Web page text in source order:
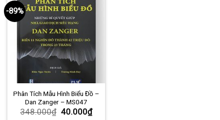
-89%
Phân Tích Mẫu Hình Biểu Đồ –
Dan Zanger – MS047
348.000₫ 40.000₫